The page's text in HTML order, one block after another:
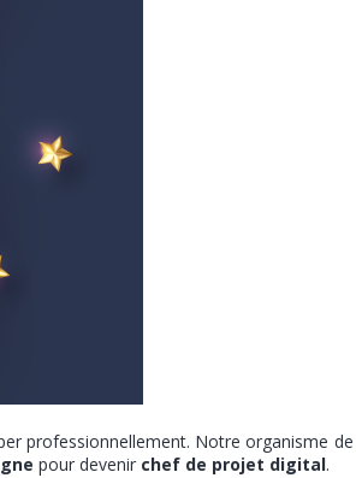
professionnellement. Notre organisme
pour devenir chef de projet digital.